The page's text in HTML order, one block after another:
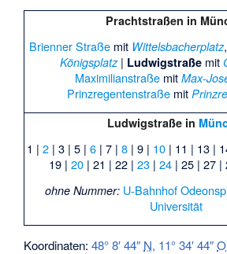
Prachtstraßen in
Brienner Straßemit Wittelsbacherplatz,
Königsplatz| Ludwigstraße mit
Maximilianstraßemit Max-
Prinzregentenstraßemit
Ludwigstraße in
1 | 2| 3| 5| 6| 7| 8| 9| 10| 11 | 13|
19| 20| 21 | 22| 23| 24| 25| 27|
ohne Nummer: U-Bahnhof
Universität
Koordinaten:48° 8′ 44″ N, 11° 34′ 44″O